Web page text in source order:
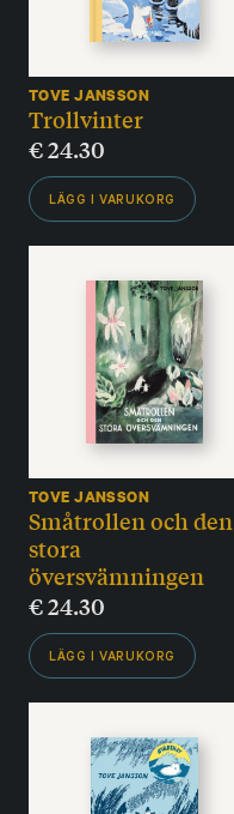
TOVE JANSSON
Trollvinter
€24.30
LÄGG I VARUKORG
TOVE JANSSON
Småtrollen och den
stora
översvämningen
€24.30
LÄGG I VARUKORG